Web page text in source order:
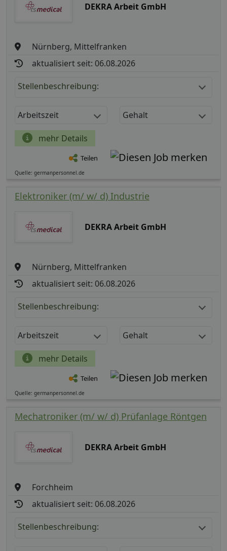
DEKRA Arbeit GmbH
Nürnberg, Mittelfranken
aktualisiert seit: 06.08.2026
Stellenbeschreibung:
Arbeitszeit Gehalt
mehr Details
Teilen
Quelle: germanpersonnel.de
Elektroniker (m/ w/ d) Industrie
DEKRA Arbeit GmbH
Nürnberg, Mittelfranken
aktualisiert seit: 06.08.2026
Stellenbeschreibung:
Arbeitszeit Gehalt
mehr Details
Teilen
Quelle: germanpersonnel.de
Mechatroniker (m/ w/ d) Prüfanlage Röntgen
DEKRA Arbeit GmbH
Forchheim
aktualisiert seit: 06.08.2026
Stellenbeschreibung: